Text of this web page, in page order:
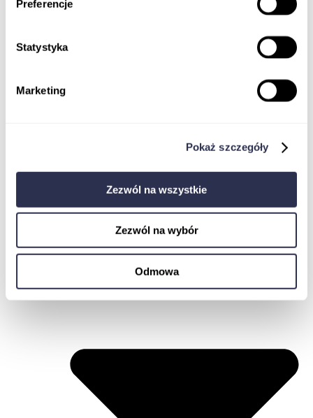
Preferencje
Statystyka
Marketing
Pokaż szczegóły
Zezwól na wszystkie
Zezwól na wybór
Odmowa
Komisja Bioetyczna w procesie rejestracji
badania klinicznego wyrobu medycznego
Pharmacovigilance